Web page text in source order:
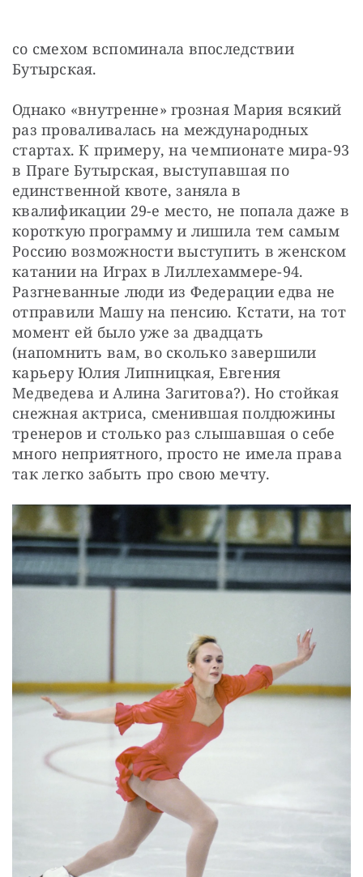
со смехом вспоминала впоследствии
Бутырская.
Однако «внутренне» грозная Мария всякий
раз проваливалась на международных
стартах. К примеру, на чемпионате мира-93
в Праге Бутырская, выступавшая по
единственной квоте, заняла в
квалификации 29-е место, не попала даже в
короткую программу и лишила тем самым
Россию возможности выступить в женском
катании на Играх в Лиллехаммере-94.
Разгневанные люди из Федерации едва не
отправили Машу на пенсию. Кстати, на тот
момент ей было уже за двадцать
(напомнить вам, во сколько завершили
карьеру Юлия Липницкая, Евгения
Медведева и Алина Загитова?). Но стойкая
снежная актриса, сменившая полдюжины
тренеров и столько раз слышавшая о себе
много неприятного, просто не имела права
так легко забыть про свою мечту.